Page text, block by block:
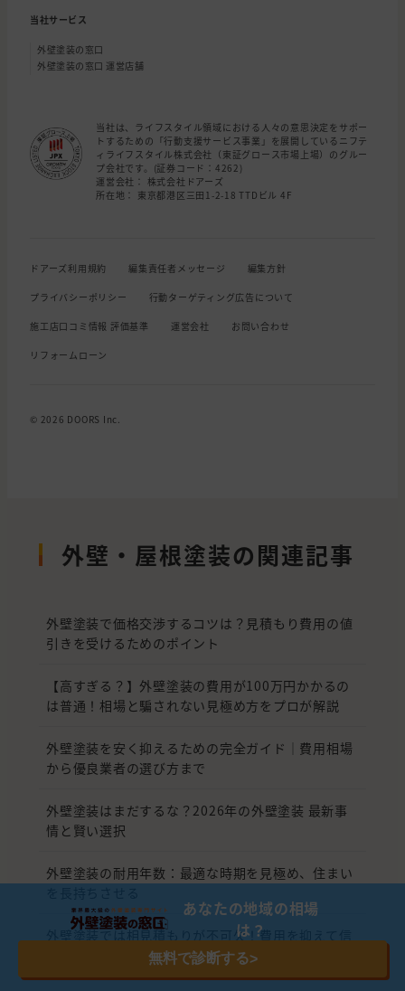
当社サービス
外壁塗装の窓口
外壁塗装の窓口 運営店舗
当社は、ライフスタイル領域における人々の意思決定をサポー
トするための「行動支援サービス事業」を展開しているニフテ
ィライフスタイル株式会社（東証グロース市場上場）のグルー
プ会社です。(証券コード：4262)
運営会社： 株式会社ドアーズ
所在地： 東京都港区三田1-2-18 TTDビル 4F
ドアーズ利用規約 編集責任者メッセージ 編集方針
プライバシーポリシー 行動ターゲティング広告について
施工店口コミ情報 評価基準 運営会社 お問い合わせ
リフォームローン
© 2026 DOORS Inc.
外壁・屋根塗装の関連記事
外壁塗装で価格交渉するコツは？見積もり費用の値
引きを受けるためのポイント
【高すぎる？】外壁塗装の費用が100万円かかるの
は普通！相場と騙されない見極め方をプロが解説
外壁塗装を安く抑えるための完全ガイド｜費用相場
から優良業者の選び方まで
外壁塗装はまだするな？2026年の外壁塗装 最新事
情と賢い選択
外壁塗装の耐用年数：最適な時期を見極め、住まい
外壁塗装では相見積もりが不可欠！費用を抑えて信
頼できる業者を選ぶためのポイント
あなたの地域の相場
は？
無料で診断する>